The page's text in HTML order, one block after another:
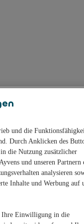
und die
Durch Anklicken des
die Nutzung zusätzlicher
und unseren Partnern
analysieren
Inhalte und Werbung auf
Ihre Einwilligung in die